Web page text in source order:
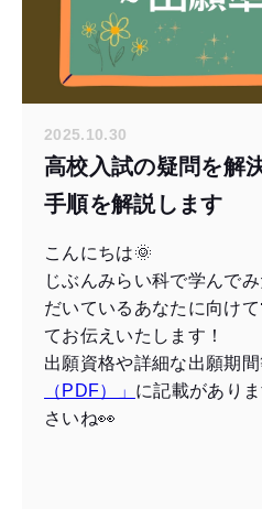
2025.10.30
高校入試の疑問を解
手順を解説します
こんにちは🌞
じぶんみらい科で学んで
だいているあなたに向け
てお伝えいたします！
出願資格や詳細な出願期間
（PDF）」 に記載があり
さいね👀